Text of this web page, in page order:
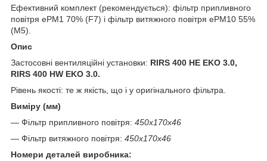
Ефективний комплект (рекомендується): фільтр припливного
повітря ePM1 70% (F7) і фільтр витяжного повітря ePM10 55%
(M5).
Опис
Застосовні вентиляційні установки: RIRS 400 HE EKO 3.0,
RIRS 400 HW EKO 3.0.
Рівень якості: те ж якість, що і у оригінального фільтра.
Виміру (мм)
— Фільтр припливного повітря: 450x170x46
— Фільтр витяжного повітря: 450x170x46
Номери деталей виробника: